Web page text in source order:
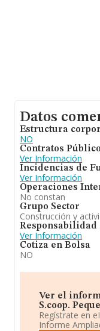
Datos
Estructura
NO
Contratos
Ver Información
Incidencias de
Ver Información
Operaciones
No constan
Grupo Sector
Construcción y
Ver Información
Cotiza en Bolsa
NO
Ver el
S.coop.
Regístrate en
Informe